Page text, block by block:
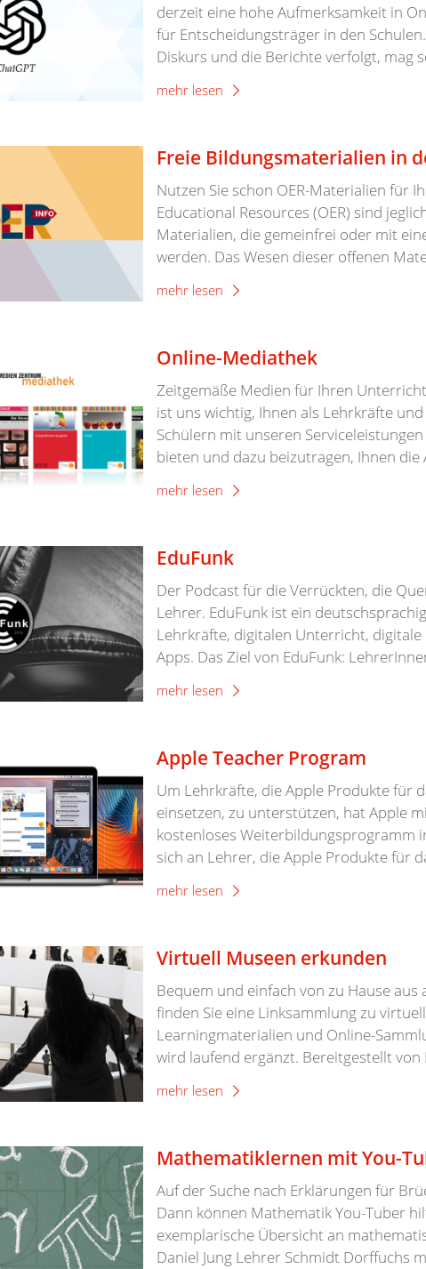
derzeit eine hohe Aufmerksamkeit in
für Entscheidungsträger in den
Diskurs und die Berichte verfolgt, mag
mehr lesen
Freie Bildungsmaterialien in
Nutzen Sie schon OER-Materialien für
Educational Resources (OER) sind
Materialien, die gemeinfrei oder mit
werden. Das Wesen dieser offenen
mehr lesen
Online-Mediathek
Zeitgemäße Medien für Ihren
ist uns wichtig, Ihnen als Lehrkräfte
Schülern mit unseren
bieten und dazu beizutragen, Ihnen
mehr lesen
EduFunk
Der Podcast für die Verrückten, die
Lehrer. EduFunk ist ein
Lehrkräfte, digitalen Unterricht,
Apps. Das Ziel von EduFunk:
mehr lesen
Apple Teacher Program
Um Lehrkräfte, die Apple Produkte für
einsetzen, zu unterstützen, hat Apple
kostenloses Weiterbildungsprogramm
sich an Lehrer, die Apple Produkte für
mehr lesen
Virtuell Museen erkunden
Bequem und einfach von zu Hause
finden Sie eine Linksammlung zu
Learningmaterialien und Online-
wird laufend ergänzt. Bereitgestellt von
mehr lesen
Mathematiklernen mit You-
Auf der Suche nach Erklärungen für
Dann können Mathematik You-Tuber
exemplarische Übersicht an
Daniel Jung Lehrer Schmidt Dorffuchs